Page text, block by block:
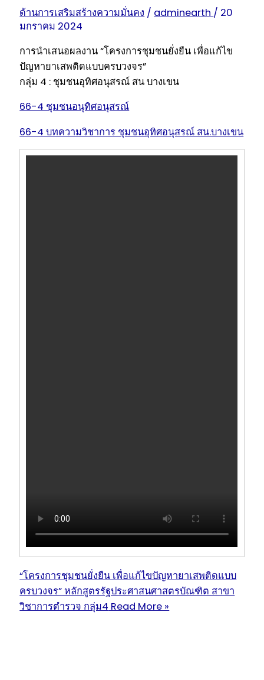
ด้านการเสริมสร้างความมั่นคง / adminearth / 20
มกราคม 2024
การนำเสนอผลงาน “โครงการชุมชนยั่งยืน เพื่อแก้ไข
ปัญหายาเสพติดแบบครบวงจร”
กลุ่ม 4 : ชุมชนอุทิศอนุสรณ์ สน บางเขน
66-4 ชุมชนอนุทิศอนุสรณ์
66-4 บทความวิชาการ ชุมชนอุทิศอนุสรณ์ สน.บางเขน
“โครงการชุมชนยั่งยืน เพื่อแก้ไขปัญหายาเสพติดแบบ
ครบวงจร” หลักสูตรรัฐประศาสนศาสตรบัณฑิต สาขา
วิชาการตำรวจ กลุ่ม4 Read More »